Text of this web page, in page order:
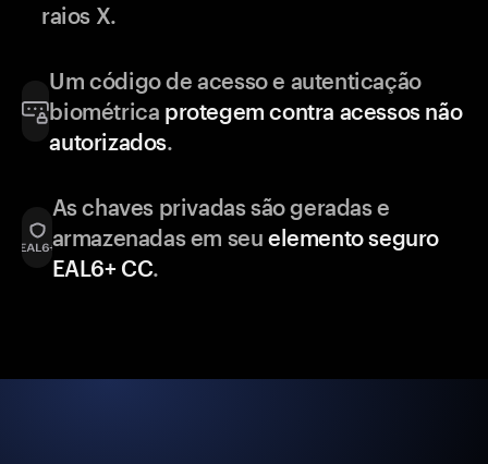
raios X.
Um código de acesso e autenticação
biométrica protegem contra acessos não
autorizados.
As chaves privadas são geradas e
armazenadas em seu elemento seguro
EAL6+ CC.